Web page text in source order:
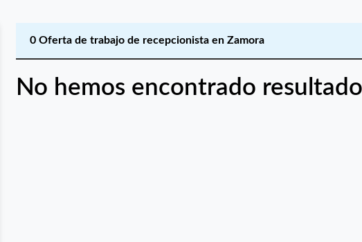
0 Oferta de trabajo de recepcionista en Zamora
No hemos encontrado